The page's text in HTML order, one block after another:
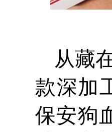
从藏
款深加
保安狗